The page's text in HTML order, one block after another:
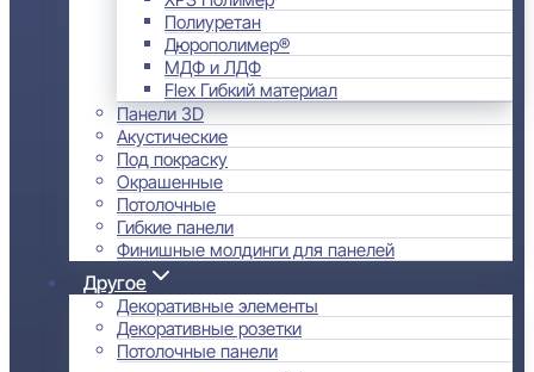
Полиуретан
Дюрополимер®
МДФ и ЛДФ
Flex Гибкий материал
Панели 3D
Акустические
Под покраску
Окрашенные
Потолочные
Гибкие панели
Финишные молдинги для панелей
Другое
Декоративные элементы
Декоративные розетки
Потолочные панели